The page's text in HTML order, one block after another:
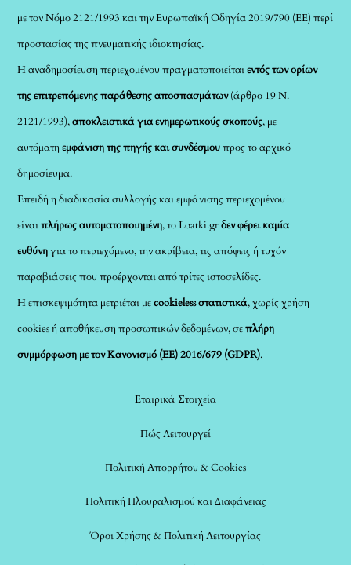
με τον Νόμο 2121/1993 και την Ευρωπαϊκή Οδηγία 2019/790 (ΕΕ) περί
προστασίας της πνευματικής ιδιοκτησίας.
Η αναδημοσίευση περιεχομένου πραγματοποιείταιεντός των ορίων
της επιτρεπόμενης παράθεσης αποσπασμάτων(άρθρο 19 Ν.
2121/1993),αποκλειστικά για ενημερωτικούς σκοπούς, με
αυτόματηεμφάνιση της πηγής και συνδέσμουπρος το αρχικό
δημοσίευμα.
Επειδή η διαδικασία συλλογής και εμφάνισης περιεχομένου
είναιπλήρως αυτοματοποιημένη, το Loatki.grδεν φέρει καμία
ευθύνηγια το περιεχόμενο, την ακρίβεια, τις απόψεις ή τυχόν
παραβιάσεις που προέρχονται από τρίτες ιστοσελίδες.
Η επισκεψιμότητα μετριέται μεcookieless στατιστικά, χωρίς χρήση
cookies ή αποθήκευση προσωπικών δεδομένων, σεπλήρη
συμμόρφωση με τον Κανονισμό (ΕΕ) 2016/679 (GDPR).
Εταιρικά Στοιχεία
Πώς Λειτουργεί
Πολιτική Απορρήτου & Cookies
Πολιτική Πλουραλισμού και Διαφάνειας
Όροι Χρήσης & Πολιτική Λειτουργίας